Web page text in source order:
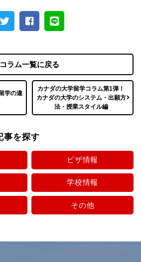
学の違
コラム一覧に戻る
カナダの大学留学コラム第1弾！
カナダの大学のシステム・出願方
法・授業スタイル編
事を探す
ビザ情報
学校情報
その他